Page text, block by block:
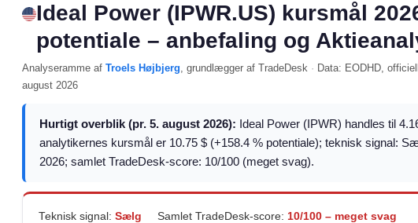
Ideal Power (IPWR.US) kursmål
potentiale – anbefaling og
Analyseramme af Troels Højbjerg, grundlægger af TradeDesk · Data: EODHD,
august 2026
Hurtigt overblik (pr. 5. august 2026): Ideal Power (IPWR) handles til
analytikernes kursmål er 10.75 $ (+158.4 % potentiale); teknisk signal:
2026; samlet TradeDesk-score: 10/100 (meget svag).
Teknisk signal: Sælg Samlet TradeDesk-score: 10/100 – meget svag